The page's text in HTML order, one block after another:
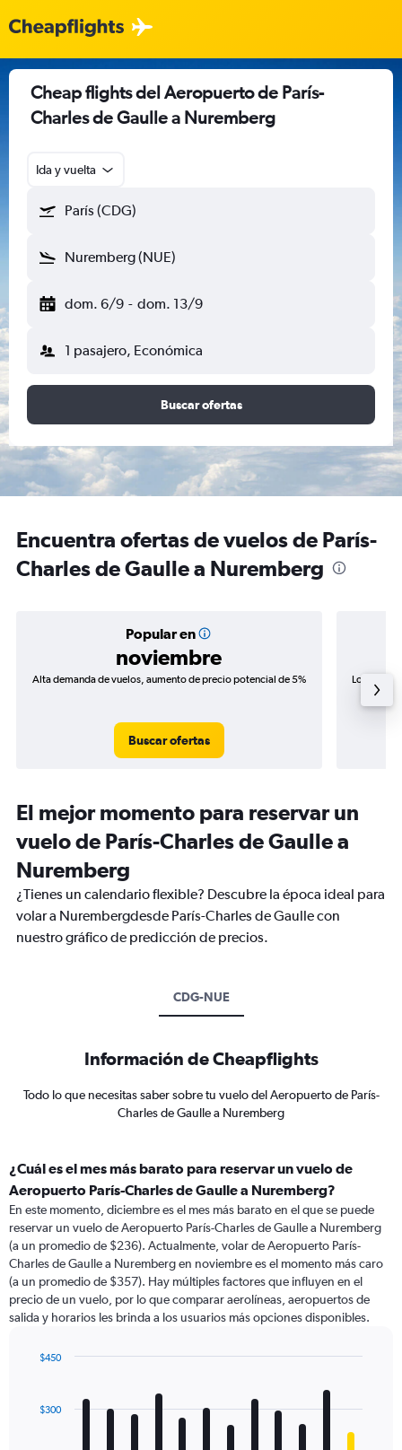
Cheap flights del Aeropuerto de París-
Charles de Gaulle a Nuremberg
Ida y vuelta
París (CDG)
Nuremberg (NUE)
dom. 6/9 - dom. 13/9
1 pasajero, Económica
Buscar ofertas
Encuentra ofertas de vuelos de París-
Charles de Gaulle a Nuremberg
Popular en
noviembre
Alta demanda de vuelos, aumento de precio potencial de 5%
Buscar ofertas
Los
de
El mejor momento para reservar un
vuelo de París-Charles de Gaulle a
Nuremberg
¿Tienes un calendario flexible? Descubre la época ideal para
volar a Nurembergdesde París-Charles de Gaulle con
nuestro gráfico de predicción de precios.
CDG-NUE
Información de Cheapflights
Todo lo que necesitas saber sobre tu vuelo del Aeropuerto de París-
Charles de Gaulle a Nuremberg
¿Cuál es el mes más barato para reservar un vuelo de
Aeropuerto París-Charles de Gaulle a Nuremberg?
En este momento, diciembre es el mes más barato en el que se puede
reservar un vuelo de Aeropuerto París-Charles de Gaulle a Nuremberg
(a un promedio de $236). Actualmente, volar de Aeropuerto París-
Charles de Gaulle a Nuremberg en noviembre es el momento más caro
(a un promedio de $357). Hay múltiples factores que influyen en el
precio de un vuelo, por lo que comparar aerolíneas, aeropuertos de
salida y horarios les brinda a los usuarios más opciones disponibles.
with
12
$300
$450